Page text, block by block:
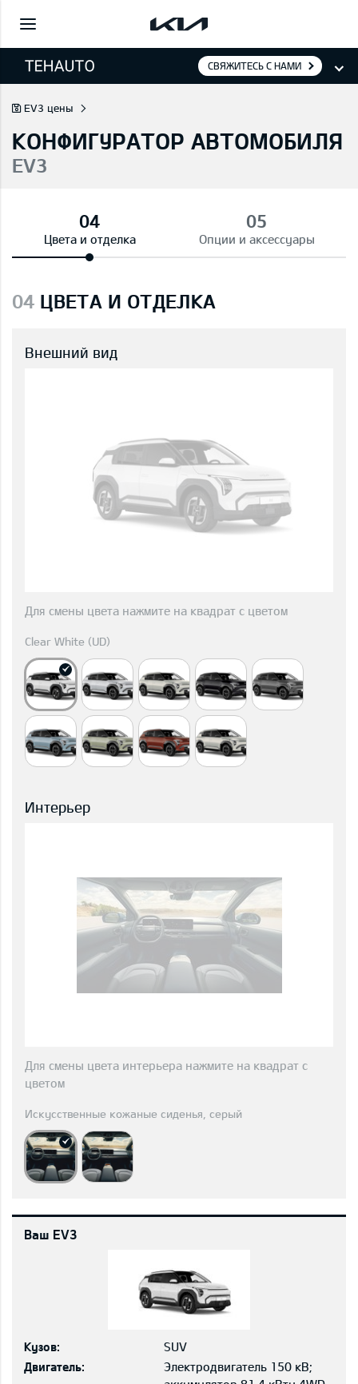
СВЯЖИТЕСЬ С НАМИ
EV3 цены
КОНФИГУРАТОР АВТОМОБИЛЯ
EV3
Цвета и отделка Опции и аксессуары
04 ЦВЕТА И ОТДЕЛКА
Внешний вид
Для смены цвета нажмите на квадрат с цветом
Clear White (UD)
Интерьер
Для смены цвета интерьера нажмите на квадрат с
цветом
Искусственные кожаные сиденья, серый
Ваш EV3
Кузов:
SUV
Двигатель:
Электродвигатель 150 кВ;